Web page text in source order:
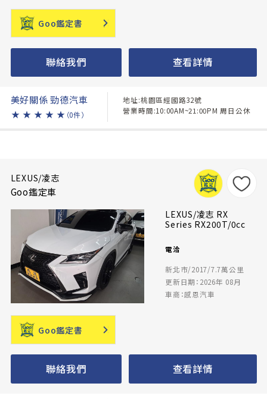
Goo鑑定書
聯絡我們 查看詳情
美好關係 勁德汽車
★ ★ ★ ★ ★ （0件）
地址:桃園區經國路32號
營業時間:10:00AM~21:00PM 周日公休
LEXUS/凌志
Goo鑑定車
LEXUS/凌志 RX
Series RX200T/0cc
電洽
新北市/2017/7.7萬公里
更新日期：2026年 08月
車商：感恩汽車
Goo鑑定書
聯絡我們 查看詳情